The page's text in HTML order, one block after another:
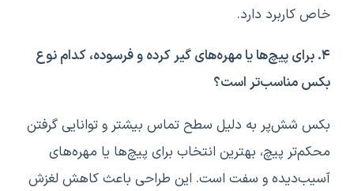
خاص کاربرد دارد.
۴. برای پیچ‌ها یا مهره‌های گیر کرده و فرسوده، کدام نوع
بکس مناسب‌تر است؟
بکس شش‌پر به دلیل سطح تماس بیشتر و توانایی گرفتن
محکم‌تر پیچ، بهترین انتخاب برای پیچ‌ها یا مهره‌های
آسیب‌دیده و سفت است. این طراحی باعث کاهش لغزش